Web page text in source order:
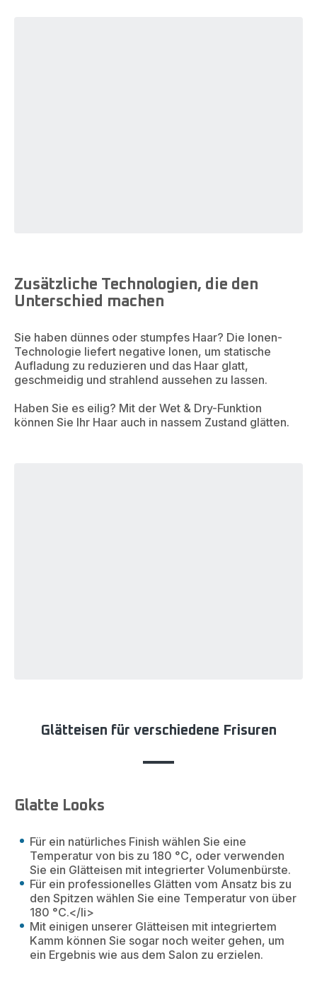
Zusätzliche Technologien, die den
Unterschied machen
Sie haben dünnes oder stumpfes Haar? Die Ionen-
Technologie liefert negative Ionen, um statische
Aufladung zu reduzieren und das Haar glatt,
geschmeidig und strahlend aussehen zu lassen.
Haben Sie es eilig? Mit der Wet & Dry-Funktion
können Sie Ihr Haar auch in nassem Zustand glätten.
Glätteisen für verschiedene Frisuren
Glatte Looks
Für ein natürliches Finish wählen Sie eine
Temperatur von bis zu 180 °C, oder verwenden
Sie ein Glätteisen mit integrierter Volumenbürste.
Für ein professionelles Glätten vom Ansatz bis zu
den Spitzen wählen Sie eine Temperatur von über
180 °C.</li>
Mit einigen unserer Glätteisen mit integriertem
Kamm können Sie sogar noch weiter gehen, um
ein Ergebnis wie aus dem Salon zu erzielen.